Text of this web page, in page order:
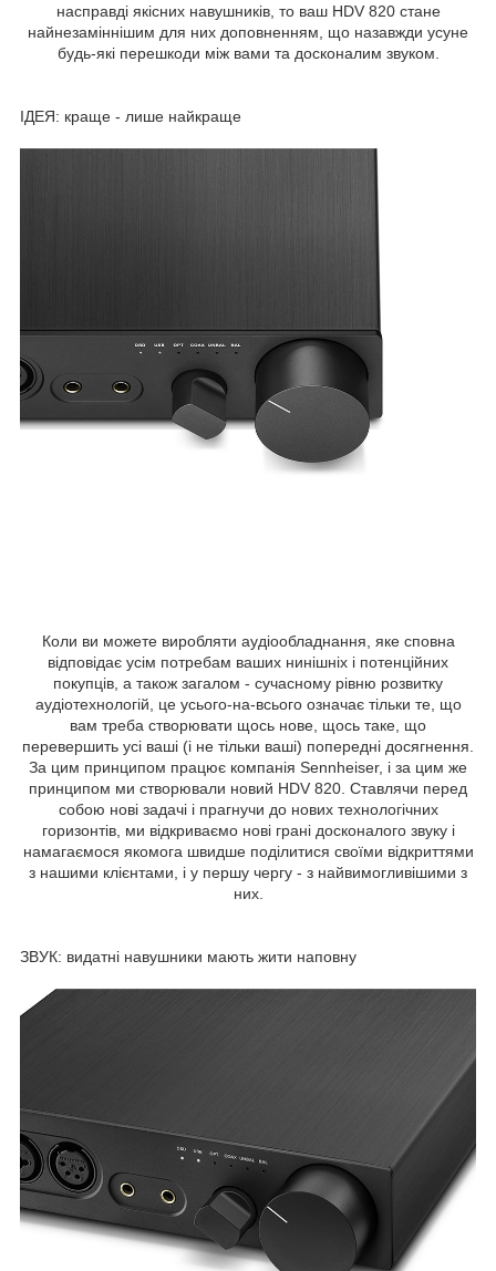
насправді якісних навушників, то ваш HDV 820 стане
найнезаміннішим для них доповненням, що назавжди усуне
будь-які перешкоди між вами та досконалим звуком.
ІДЕЯ: краще - лише найкраще
Коли ви можете виробляти аудіообладнання, яке сповна
відповідає усім потребам ваших нинішніх і потенційних
покупців, а також загалом - сучасному рівню розвитку
аудіотехнологій, це усього-на-всього означає тільки те, що
вам треба створювати щось нове, щось таке, що
перевершить усі ваші (і не тільки ваші) попередні досягнення.
За цим принципом працює компанія Sennheiser, і за цим же
принципом ми створювали новий HDV 820. Ставлячи перед
собою нові задачі і прагнучи до нових технологічних
горизонтів, ми відкриваємо нові грані досконалого звуку і
намагаємося якомога швидше поділитися своїми відкриттями
з нашими клієнтами, і у першу чергу - з найвимогливішими з
них.
ЗВУК: видатні навушники мають жити наповну